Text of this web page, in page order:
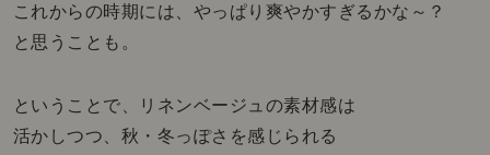
これからの時期には、やっぱり爽やかすぎるかな～？
と思うことも。
ということで、リネンベージュの素材感は
活かしつつ、秋・冬っぽさを感じられる